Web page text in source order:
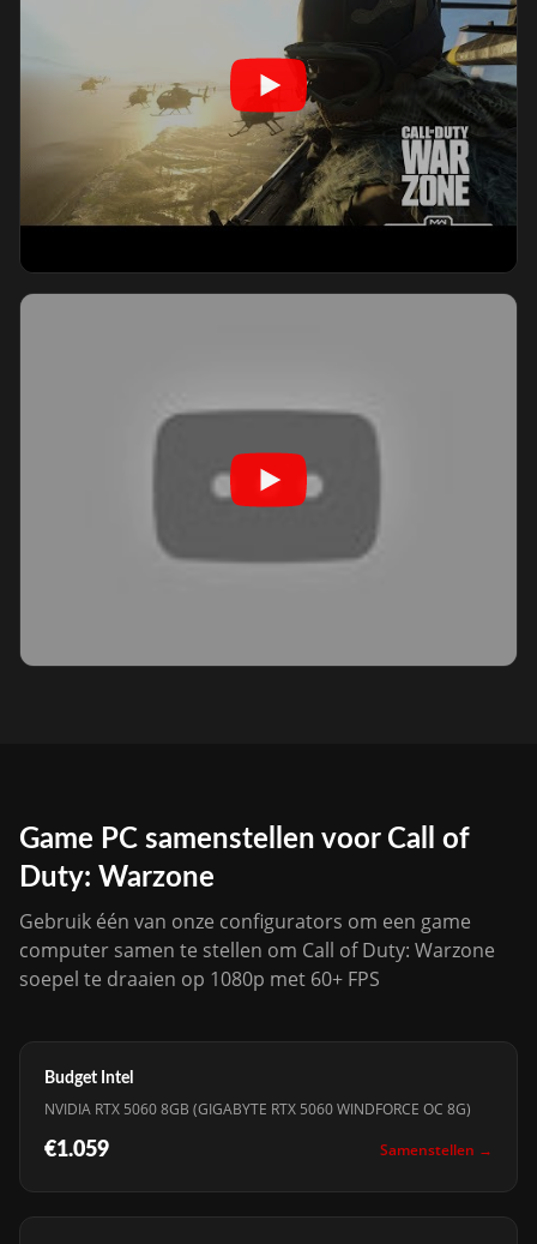
Game PC samenstellen voor Call of
Duty: Warzone
Gebruik één van onze configurators om een game
computer samen te stellen om Call of Duty: Warzone
soepel te draaien op 1080p met 60+ FPS
Budget Intel
NVIDIA RTX 5060 8GB (GIGABYTE RTX 5060 WINDFORCE OC 8G)
€1.059 Samenstellen →